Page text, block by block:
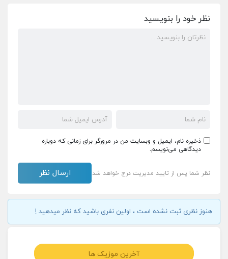
نظر خود را بنویسید
ذخیره نام، ایمیل و وبسایت من در مرورگر برای زمانی که دوباره
دیدگاهی می‌نویسم.
نظر شما پس از تایید مدیریت درج خواهد شد
هنوز نظری ثبت نشده است ، اولین نفری باشید که نظر میدهید !
آخرین موزیک ها